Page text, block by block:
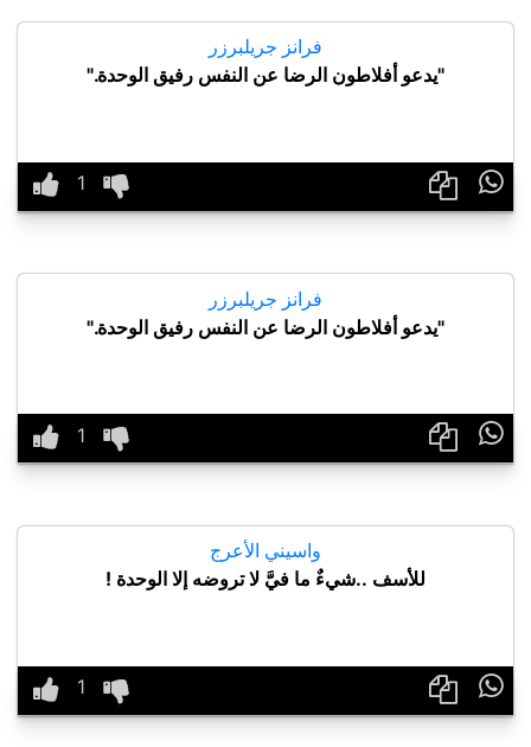
فرانز جريلبرزر
"يدعو أفلاطون الرضا عن النفس رفيق الوحدة."

فرانز جريلبرزر
"يدعو أفلاطون الرضا عن النفس رفيق الوحدة."

واسيني الأعرج
للأسف ..شيءٌ ما فيَّ لا تروضه إلا الوحدة !
